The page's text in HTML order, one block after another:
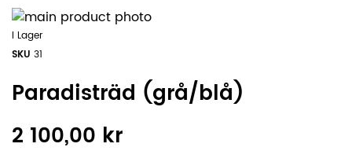
I Lager
SKU 31
Paradisträd (grå/blå)
2 100,00 kr